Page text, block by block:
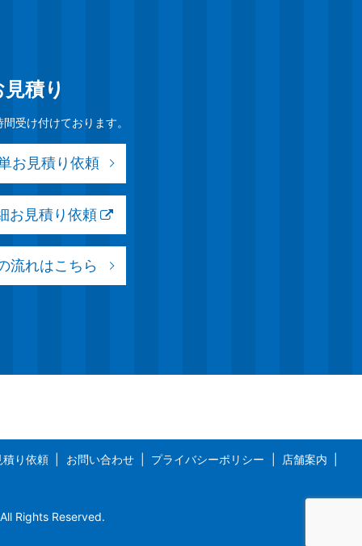
積り
受け付けております。
お見積り依頼
お見積り依頼
流れはこちら
積り依頼 お問い合わせ プライバシーポリシー 店舗案内
Rights Reserved.